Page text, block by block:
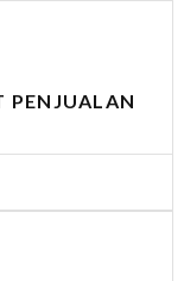
PENJUALAN